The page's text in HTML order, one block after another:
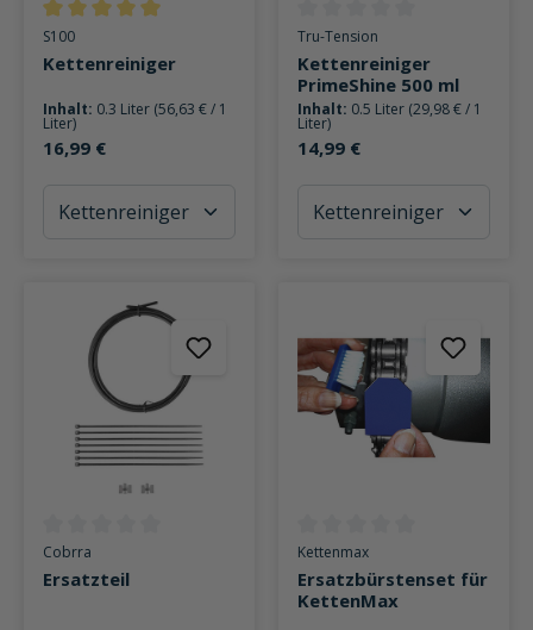
Durchschnittliche Bewertung von 5 von 5 Sternen
S100
Kettenreiniger
Inhalt: 0.3 Liter (56,63 € / 1
Liter)
16,99 €
Durchschnittliche Bewertung
Tru-Tension
Kettenreiniger
PrimeShine 500 ml
Inhalt: 0.5 Liter (29,98 € / 1
Liter)
14,99 €
Durchschnittliche Bewertung von 0 von 5 Sternen
Cobrra
Ersatzteil
Durchschnittliche Bewertung
Kettenmax
Ersatzbürstenset für
KettenMax